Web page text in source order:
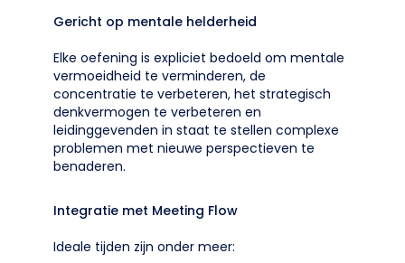
Gericht op mentale helderheid
Elke oefening is expliciet bedoeld om mentale
vermoeidheid te verminderen, de
concentratie te verbeteren, het strategisch
denkvermogen te verbeteren en
leidinggevenden in staat te stellen complexe
problemen met nieuwe perspectieven te
benaderen.
Integratie met Meeting Flow
Ideale tijden zijn onder meer: